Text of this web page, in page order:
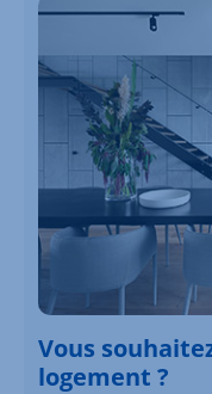
Vous
logement ?